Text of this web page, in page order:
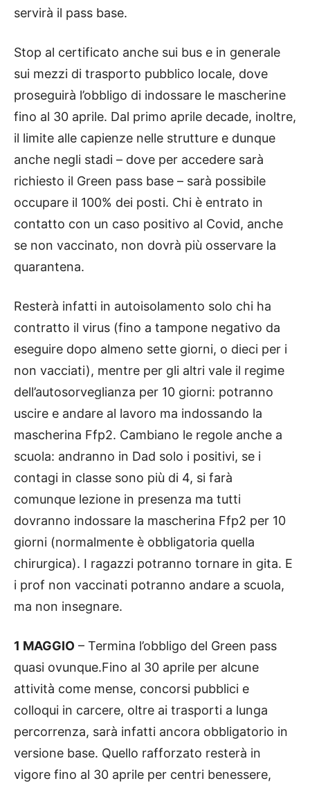
servirà il pass base.
Stop al certificato anche sui bus e in generale
sui mezzi di trasporto pubblico locale, dove
proseguirà l’obbligo di indossare le mascherine
fino al 30 aprile. Dal primo aprile decade, inoltre,
il limite alle capienze nelle strutture e dunque
anche negli stadi – dove per accedere sarà
richiesto il Green pass base – sarà possibile
occupare il 100% dei posti. Chi è entrato in
contatto con un caso positivo al Covid, anche
se non vaccinato, non dovrà più osservare la
quarantena.
Resterà infatti in autoisolamento solo chi ha
contratto il virus (fino a tampone negativo da
eseguire dopo almeno sette giorni, o dieci per i
non vacciati), mentre per gli altri vale il regime
dell’autosorveglianza per 10 giorni: potranno
uscire e andare al lavoro ma indossando la
mascherina Ffp2. Cambiano le regole anche a
scuola: andranno in Dad solo i positivi, se i
contagi in classe sono più di 4, si farà
comunque lezione in presenza ma tutti
dovranno indossare la mascherina Ffp2 per 10
giorni (normalmente è obbligatoria quella
chirurgica). I ragazzi potranno tornare in gita. E
i prof non vaccinati potranno andare a scuola,
ma non insegnare.
1 MAGGIO – Termina l’obbligo del Green pass
quasi ovunque.Fino al 30 aprile per alcune
attività come mense, concorsi pubblici e
colloqui in carcere, oltre ai trasporti a lunga
percorrenza, sarà infatti ancora obbligatorio in
versione base. Quello rafforzato resterà in
vigore fino al 30 aprile per centri benessere,